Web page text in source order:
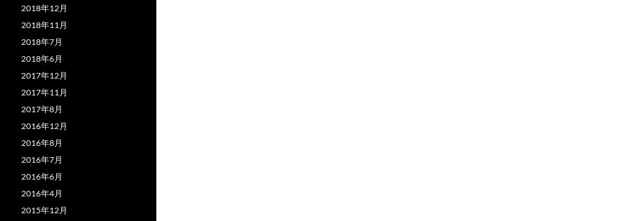
2018年12月
2018年11月
2018年7月
2018年6月
2017年12月
2017年11月
2017年8月
2016年12月
2016年8月
2016年7月
2016年6月
2016年4月
2015年12月